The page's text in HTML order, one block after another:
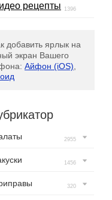
рецепты 1396
добавить ярлык на
экран Вашего
Айфон (iOS)
2955
1456
320